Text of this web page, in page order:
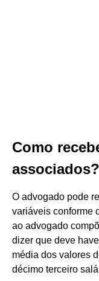
Como
associados?
O advogado pode
variáveis conforme
ao advogado
dizer que deve
média dos valores
décimo terceiro